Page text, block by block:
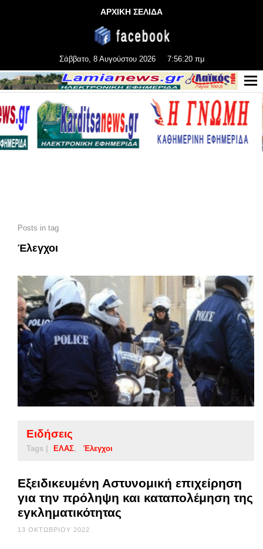
ΑΡΧΙΚΗ ΣΕΛΙΔΑ
Σάββατο, 8 Αυγούστου 2026 7:56:22 πμ
Posts in tag
Έλεγχοι
Ειδήσεις
Tags | ΕΛΑΣ Έλεγχοι
Εξειδικευμένη Αστυνομική επιχείρηση
για την πρόληψη και καταπολέμηση της
εγκληματικότητας
13 ΟΚΤΩΒΡΊΟΥ 2022